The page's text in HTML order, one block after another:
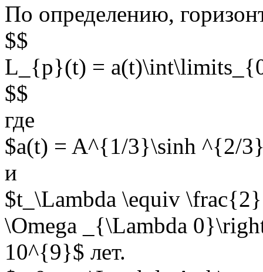
По определению,
$$
L_{p}(t) =
$$
где
$a(t) = A^{1/3}\sinh ^{2/
и
$t_\Lambda \equiv
\Omega _{\Lambda
10^{9}$ лет.